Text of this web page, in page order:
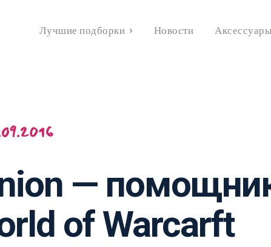
Лучшие подборки Новости Аксессуары
—
of Warcarft